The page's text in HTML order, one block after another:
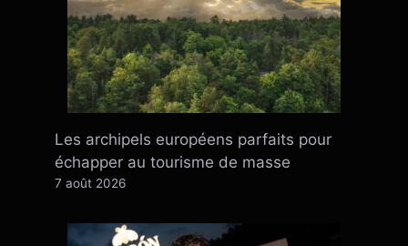
Les archipels européens parfaits pour
échapper au tourisme de masse
7 août 2026